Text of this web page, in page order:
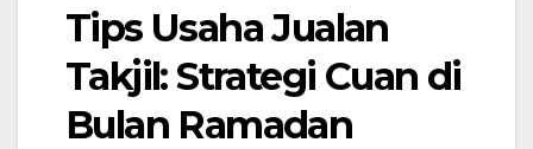
Tips Usaha Jualan
Takjil: Strategi Cuan di
Bulan Ramadan